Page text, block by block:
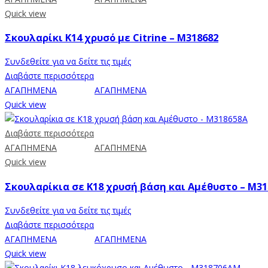
Quick view
Σκουλαρίκι Κ14 χρυσό με Citrine – M318682
Συνδεθείτε για να δείτε τις τιμές
Διαβάστε περισσότερα
ΑΓΑΠΗΜΕΝΑ
ΑΓΑΠΗΜΕΝΑ
Quick view
Διαβάστε περισσότερα
ΑΓΑΠΗΜΕΝΑ
ΑΓΑΠΗΜΕΝΑ
Quick view
Σκουλαρίκια σε Κ18 χρυσή βάση και Αμέθυστο –
Συνδεθείτε για να δείτε τις τιμές
Διαβάστε περισσότερα
ΑΓΑΠΗΜΕΝΑ
ΑΓΑΠΗΜΕΝΑ
Quick view